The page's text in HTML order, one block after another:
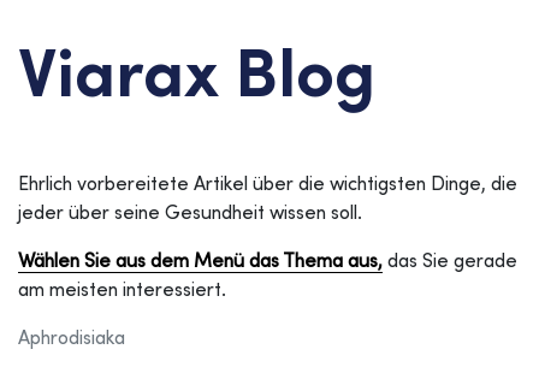
Viarax Blog
Ehrlich vorbereitete Artikel über die wichtigsten Dinge, die
jeder über seine Gesundheit wissen soll.
Wählen Sie aus dem Menü das Thema aus, das Sie gerade
am meisten interessiert.
Aphrodisiaka